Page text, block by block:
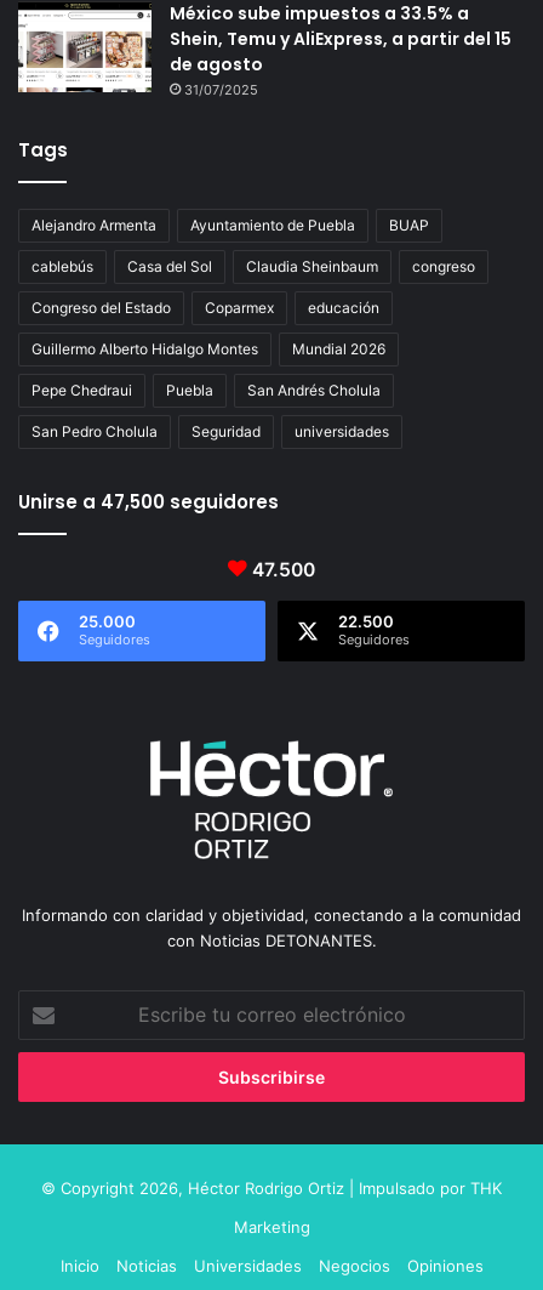
México sube impuestos a 33.5% a
Shein, Temu y AliExpress, a partir del 15
de agosto
31/07/2025
Tags
Alejandro Armenta Ayuntamiento de Puebla BUAP
cablebús Casa del Sol Claudia Sheinbaum congreso
Congreso del Estado Coparmex educación
Guillermo Alberto Hidalgo Montes Mundial 2026
Pepe Chedraui Puebla San Andrés Cholula
San Pedro Cholula Seguridad universidades
Unirse a 47,500 seguidores
47.500
25.000
Seguidores
22.500
Seguidores
Informando con claridad y objetividad, conectando a la comunidad
con Noticias DETONANTES.
correo
© Copyright 2026, Héctor Rodrigo Ortiz | Impulsado por THK
Marketing
Inicio
Noticias Universidades Negocios Opiniones